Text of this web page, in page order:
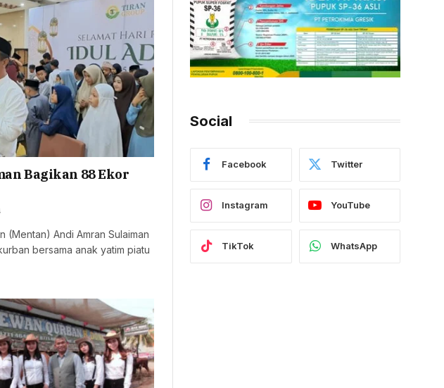
Bagikan 88 Ekor
(Mentan) Andi Amran Sulaiman
bersama anak yatim piatu
Social
Facebook Twitter
Instagram YouTube
TikTok WhatsApp